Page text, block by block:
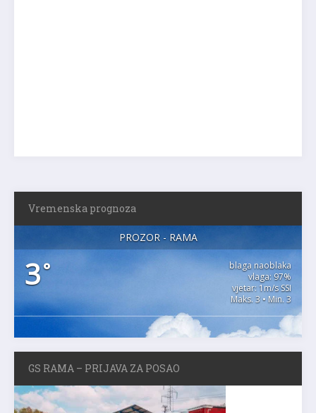
Vremenska prognoza
PROZOR - RAMA
3°
blaga naoblaka
vlaga: 97%
vjetar: 1m/s SSI
Maks. 3 • Min. 3
GS RAMA – PRIJAVA ZA POSAO